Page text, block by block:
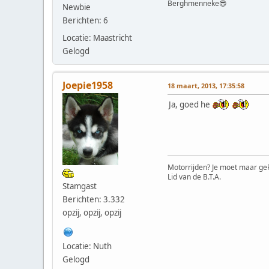
Newbie
Berichten: 6
Locatie: Maastricht
Gelogd
Berghmenneke😎
Joepie1958
Stamgast
Berichten: 3.332
opzij, opzij, opzij
Locatie: Nuth
Gelogd
18 maart, 2013, 17:35:58
Ja, goed he
Motorrijden? Je moet maar
Lid van de B.T.A.